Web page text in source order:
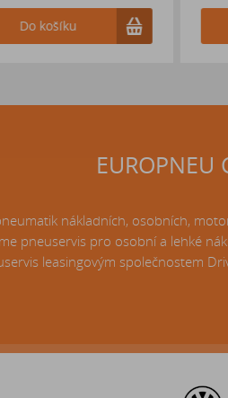
EUROPNEU
nákladních, osobních,
pneuservis pro osobní a lehké
leasingovým společnostem